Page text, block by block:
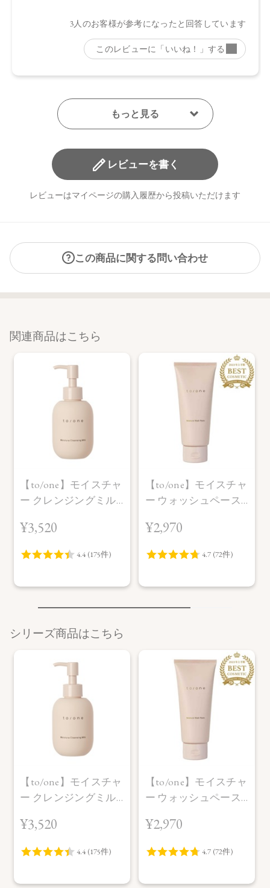
レビューを書く
レビューはマイページの購入履歴から投稿いただけます
この商品に関する問い合わせ
関連商品はこちら
【to/one】モイスチャ
ー クレンジングミル
¥3,520
【to/one】モイスチャ
ー ウォッシュペース
¥2,970
シリーズ商品はこちら
【to/one】モイスチャ
ー クレンジングミル
¥3,520
【to/one】モイスチャ
ー ウォッシュペース
¥2,970